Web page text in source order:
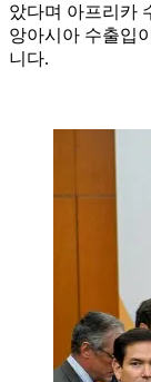
았다며 아프리카
앙아시아 수출입
니다.